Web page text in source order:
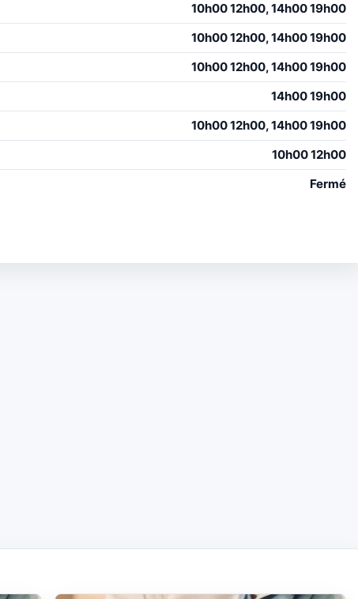
10h00 12h00, 14h00 19h00
10h00 12h00, 14h00 19h00
10h00 12h00, 14h00 19h00
14h00 19h00
10h00 12h00, 14h00 19h00
10h00 12h00
Fermé